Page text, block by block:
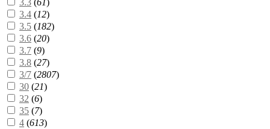
3.3 (61)
3.4 (12)
3.5 (182)
3.6 (20)
3.7 (9)
3.8 (27)
3/7 (2807)
30 (21)
32 (6)
35 (7)
4 (613)